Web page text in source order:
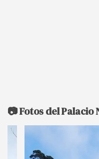
📷 Fotos del Palacio